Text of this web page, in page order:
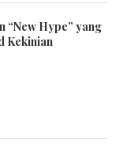
“New Hype” yang
Kekinian